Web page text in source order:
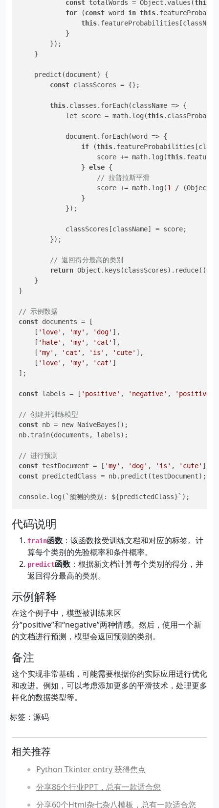
const totalWords = Object.values(this
for (const word in this
this
}
});
}
predict(document) {
const classScores = {};
this.classes.forEach(className => {
let score = math.log(this
document.forEach(word => {
if (this
score += math.log(this
} else {
// 拉普拉斯平滑
score += math.log(1
/
}
});
classScores[className] = score;
});
// 返回得分最高的类别
return
}
}
// 示例数据
const documents = [
[ 'love' , 'my' , 'dog' ],
[ 'hate' , 'my' , 'cat' ],
[ 'my' , 'cat' , 'is' , 'cute' ],
[ 'love' , 'my' , 'cat' ]
];
const labels = [ 'positive' , 'negative' , 'positive'
// 创建并训练模型
const nb = new NaiveBayes();
nb.train(documents, labels);
// 进行预测
const testDocument = [ 'my' , 'dog' , 'is' , 'cute'
const predictedClass = nb.predict(testDocument);
代码说明
train函数 ：该函数接受训练文档和对应的标签。计
算每个类别的先验概率和条件概率。
predict函数 ：根据新文档计算每个类别的得分，并
返回得分最高的类别。
示例解释
在这个例子中，模型被训练来区
分“positive”和“negative”两种情感。然后，使用一个新
的文档进行预测，模型会返回预测的类别。
备注
这个实现非常基础，可能需要根据你的实际应用进行优化
和改进。例如，可以考虑添加更多的平滑技术，处理更多
样化的数据类型等。
标签：源码
相关推荐
Python Tkinter entry 获得焦点
分享86个行业PPT，总有一款适合您
分享60个Html杂七杂八模板，总有一款适合您